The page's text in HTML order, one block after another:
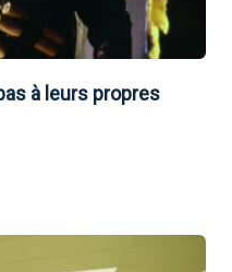
à leurs propres